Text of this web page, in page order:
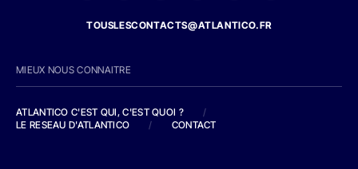
TOUSLESCONTACTS@ATLANTICO.FR
MIEUX NOUS CONNAITRE
ATLANTICO C'EST QUI, C'EST QUOI ?
/
LE RESEAU D'ATLANTICO
/ CONTACT